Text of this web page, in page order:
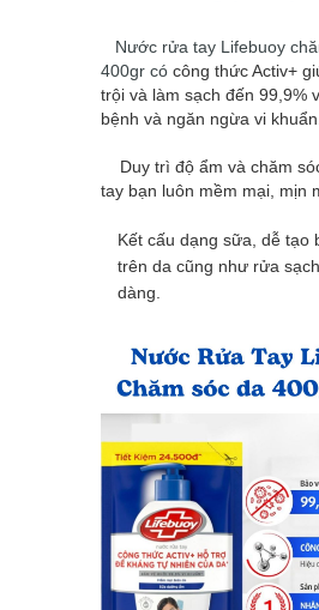
Nước rửa tay Lifebuoy
400gr có công thức Activ+
trội và làm sạch đến 99,9%
bệnh và ngăn ngừa vi khuẩn.
Duy trì độ ẩm và chăm
tay bạn luôn mềm mại, mịn
Kết cấu dạng sữa, dễ tạo
trên da cũng như rửa
dàng.